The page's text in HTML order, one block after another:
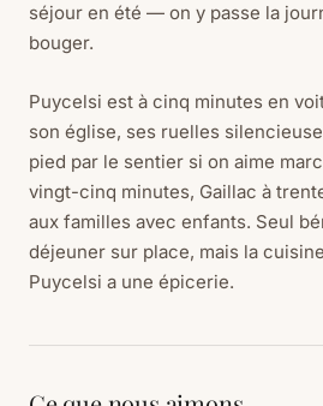
séjour en été — on y passe la
bouger.
Puycelsi est à cinq minutes en
son église, ses ruelles
pied par le sentier si on aime
vingt-cinq minutes, Gaillac à
aux familles avec enfants. Seul
déjeuner sur place, mais la
Puycelsi a une épicerie.